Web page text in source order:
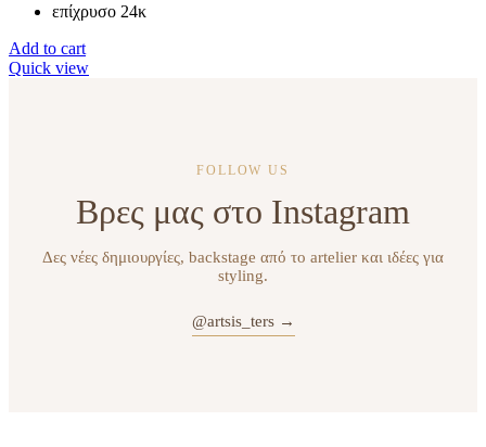
επίχρυσο 24κ
Add to cart
Quick view
FOLLOW US
Βρες μας στο Instagram
Δες νέες δημιουργίες, backstage από το artelier και ιδέες για
styling.
@artsis_ters →